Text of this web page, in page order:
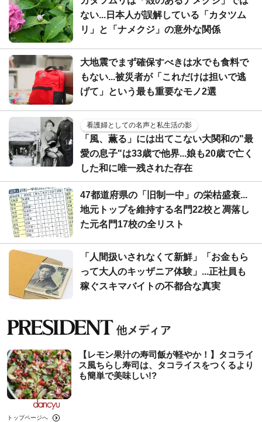
ない...日本人が誤解している「カタツム
リ」と「ナメクジ」の意外な関係
大地震でまず確保すべきは水でも食料で
もない...被災者が「これだけは担いで逃
げて」という最も重要なモノ2選
看護婦としての名声と私生活の影
「風、薫る」には出てこない大関和の"最
愛の息子"は33歳で他界...娘も20歳で亡く
した和に唯一残された存在
47都道府県の「旧制一中」の栄枯盛衰...
地元トップを維持する名門22校と凋落し
た元名門17校の全リスト
「人間扱いされなくて新鮮」「お金もら
って大人のキッザニア体験」...正社員も
稼ぐスキマバイトの不都合な真実
【レモン果汁の寿司飯が軽やか！】タコライ
ス風ちらし寿司は、タコライスをつくるより
も簡単で美味しい!?
トップページへ